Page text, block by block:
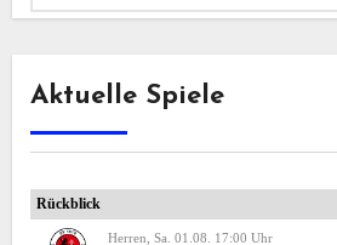
Aktuelle Spiele